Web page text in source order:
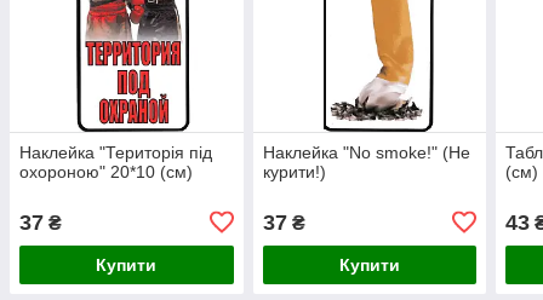
Наклейка "Територія під
охороною" 20*10 (см)
37 ₴
Купити
Наклейка "No smoke!" (Не
курити!)
37₴
Купити
(см)
43